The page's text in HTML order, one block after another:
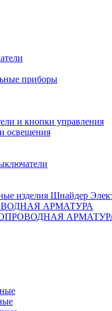
приборы
и кнопки управления
освещения
изделия Шнайдер
АРМАТУРА